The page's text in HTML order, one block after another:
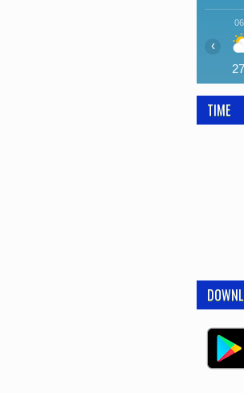
‹
TIME